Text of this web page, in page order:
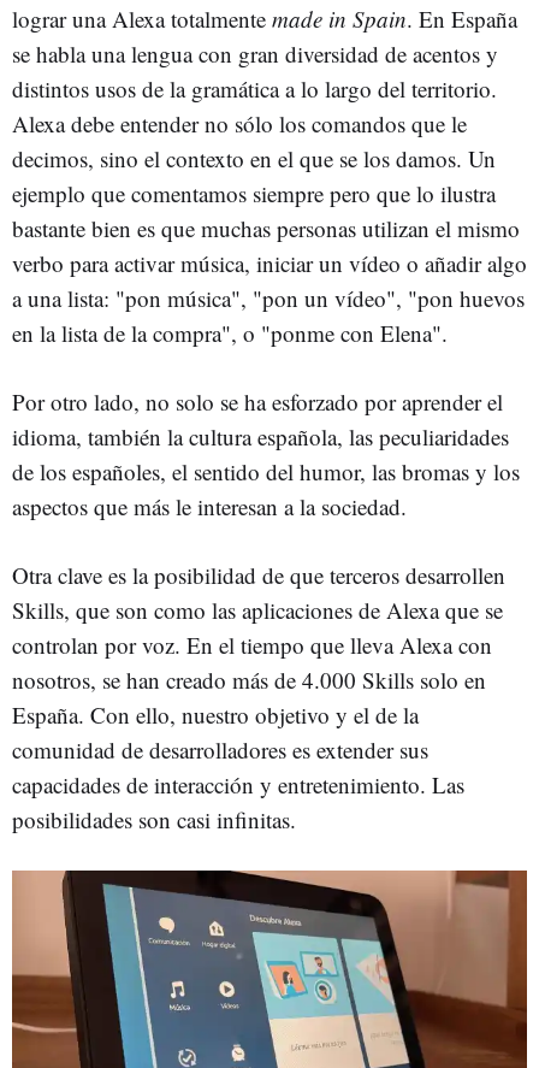
lograr una Alexa totalmente made in Spain. En España
se habla una lengua con gran diversidad de acentos y
distintos usos de la gramática a lo largo del territorio.
Alexa debe entender no sólo los comandos que le
decimos, sino el contexto en el que se los damos. Un
ejemplo que comentamos siempre pero que lo ilustra
bastante bien es que muchas personas utilizan el mismo
verbo para activar música, iniciar un vídeo o añadir algo
a una lista: "pon música", "pon un vídeo", "pon huevos
en la lista de la compra", o "ponme con Elena".
Por otro lado, no solo se ha esforzado por aprender el
idioma, también la cultura española, las peculiaridades
de los españoles, el sentido del humor, las bromas y los
aspectos que más le interesan a la sociedad.
Otra clave es la posibilidad de que terceros desarrollen
Skills, que son como las aplicaciones de Alexa que se
controlan por voz. En el tiempo que lleva Alexa con
nosotros, se han creado más de 4.000 Skills solo en
España. Con ello, nuestro objetivo y el de la
comunidad de desarrolladores es extender sus
capacidades de interacción y entretenimiento. Las
posibilidades son casi infinitas.